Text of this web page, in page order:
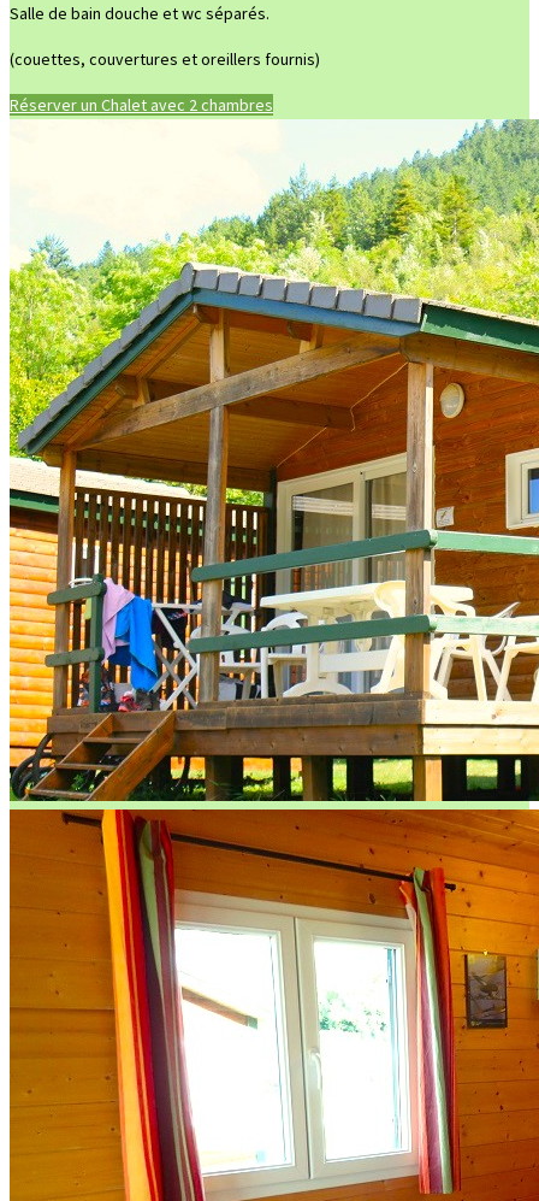
Salle de bain douche et wc séparés.
(couettes, couvertures et oreillers fournis)
Réserver un Chalet avec 2 chambres